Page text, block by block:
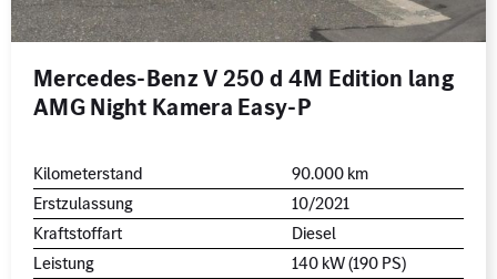
Mercedes-Benz V 250 d 4M Edition lang
AMG Night Kamera Easy-P
Kilometerstand
90.000 km
Erstzulassung
10/2021
Kraftstoffart
Diesel
Leistung
140 kW (190 PS)